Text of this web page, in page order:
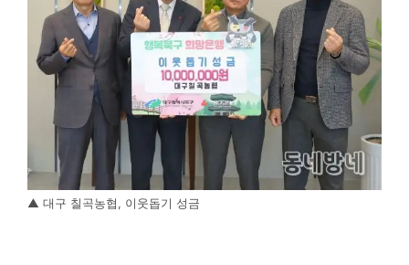
▲ 대구 칠곡농협, 이웃돕기 성금